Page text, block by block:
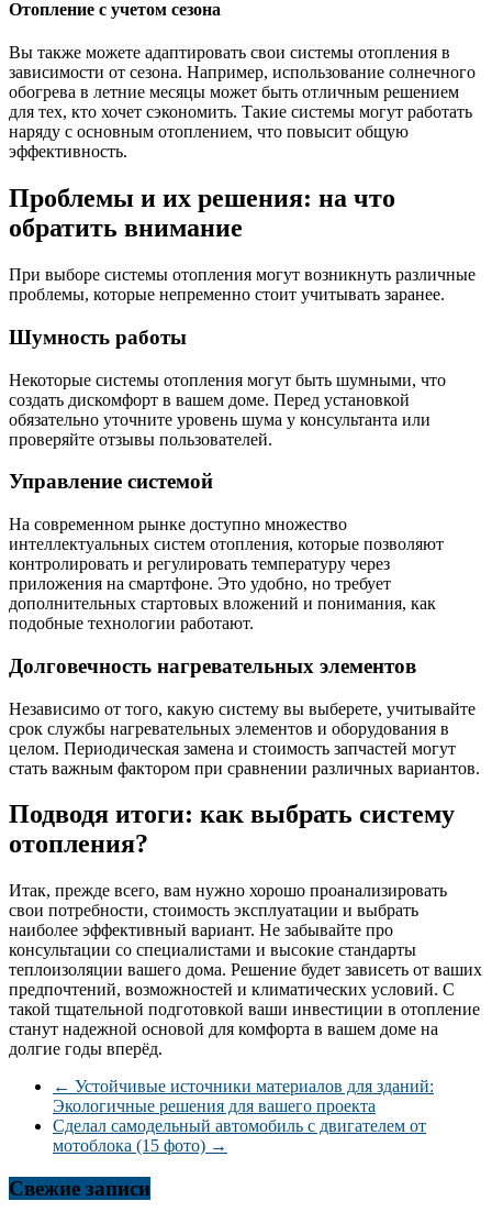
Отопление с учетом сезона
Вы также можете адаптировать свои системы отопления в
зависимости от сезона. Например, использование солнечного
обогрева в летние месяцы может быть отличным решением
для тех, кто хочет сэкономить. Такие системы могут работать
наряду с основным отоплением, что повысит общую
эффективность.
Проблемы и их решения: на что
обратить внимание
При выборе системы отопления могут возникнуть различные
проблемы, которые непременно стоит учитывать заранее.
Шумность работы
Некоторые системы отопления могут быть шумными, что
создать дискомфорт в вашем доме. Перед установкой
обязательно уточните уровень шума у консультанта или
проверяйте отзывы пользователей.
Управление системой
На современном рынке доступно множество
интеллектуальных систем отопления, которые позволяют
контролировать и регулировать температуру через
приложения на смартфоне. Это удобно, но требует
дополнительных стартовых вложений и понимания, как
подобные технологии работают.
Долговечность нагревательных элементов
Независимо от того, какую систему вы выберете, учитывайте
срок службы нагревательных элементов и оборудования в
целом. Периодическая замена и стоимость запчастей могут
стать важным фактором при сравнении различных вариантов.
Подводя итоги: как выбрать систему
отопления?
Итак, прежде всего, вам нужно хорошо проанализировать
свои потребности, стоимость эксплуатации и выбрать
наиболее эффективный вариант. Не забывайте про
консультации со специалистами и высокие стандарты
теплоизоляции вашего дома. Решение будет зависеть от ваших
предпочтений, возможностей и климатических условий. С
такой тщательной подготовкой ваши инвестиции в отопление
станут надежной основой для комфорта в вашем доме на
долгие годы вперёд.
← Устойчивые источники материалов для зданий:
Экологичные решения для вашего проекта
Сделал самодельный автомобиль с двигателем от
мотоблока (15 фото) →
Свежие записи